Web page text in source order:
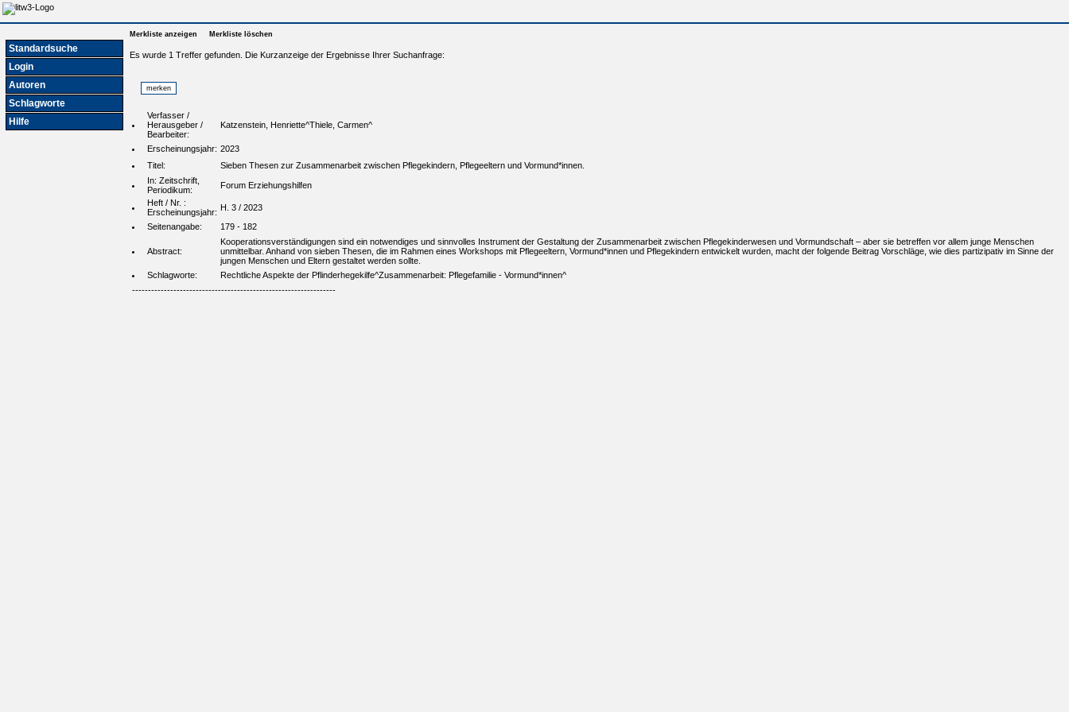
Standardsuche
Login
Autoren
Schlagworte
Hilfe
Merkliste anzeigen Merkliste löschen
Es wurde 1 Treffer gefunden. Die Kurzanzeige der Ergebnisse Ihrer Suchanfrage:
Verfasser /
Herausgeber /
Bearbeiter:
Katzenstein, Henriette^Thiele, Carmen^
Erscheinungsjahr: 2023
Titel:
Sieben Thesen zur Zusammenarbeit zwischen Pflegekindern, Pflegeeltern und Vormund*innen.
In: Zeitschrift,
Periodikum:
Forum Erziehungshilfen
Heft / Nr. :
Erscheinungsjahr: H. 3 / 2023
Seitenangabe:
179 - 182
Abstract:
Kooperationsverständigungen sind ein notwendiges und sinnvolles Instrument der Gestaltung der Zusammenarbeit zwischen Pflegekinderwesen und Vormundschaft – aber sie betreffen vor allem junge Menschen
unmittelbar. Anhand von sieben Thesen, die im Rahmen eines Workshops mit Pflegeeltern, Vormund*innen und Pflegekindern entwickelt wurden, macht der folgende Beitrag Vorschläge, wie dies partizipativ im Sinne der
jungen Menschen und Eltern gestaltet werden sollte.
Schlagworte:
Rechtliche Aspekte der Pflinderhegekilfe^Zusammenarbeit: Pflegefamilie - Vormund*innen^
----------------------------------------------------------------